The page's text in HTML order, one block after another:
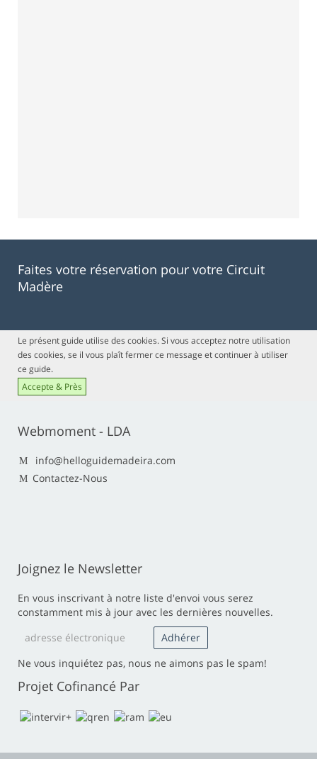
Faites votre réservation pour votre Circuit
Madère
Le présent guide utilise des cookies. Si vous acceptez notre utilisation
des cookies, se il vous plaît fermer ce message et continuer à utiliser
ce guide.
Accepte & Près
Webmoment - LDA
info@helloguidemadeira.com
Contactez-Nous
Joignez le Newsletter
En vous inscrivant à notre liste d'envoi vous serez
constamment mis à jour avec les dernières nouvelles.
Ne vous inquiétez pas, nous ne aimons pas le spam!
Projet Cofinancé Par